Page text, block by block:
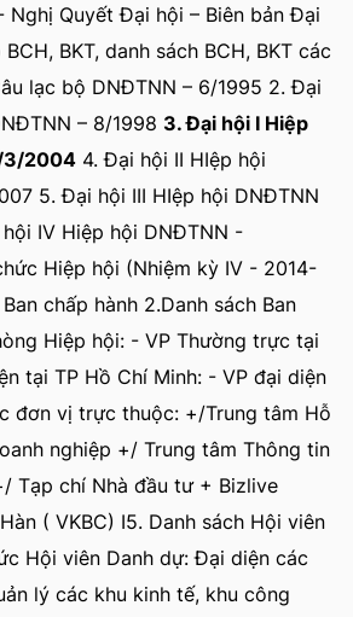
Quyết Đại hội – Biên bản Đại
BKT, danh sách BCH, BKT các
lạc bộ DNĐTNN – 6/1995 2. Đại
– 8/1998 3. Đại hội I Hiệp
3/2004 4. Đại hội II HIệp hội
5. Đại hội III HIệp hội DNĐTNN
IV Hiệp hội DNĐTNN -
Hiệp hội (Nhiệm kỳ IV - 2014-
Ban chấp hành 2.Danh sách Ban
Hiệp hội: - VP Thường trực tại
tại TP Hồ Chí Minh: - VP đại diện
đơn vị trực thuộc: +/Trung tâm Hỗ
nghiệp +/ Trung tâm Thông tin
Tạp chí Nhà đầu tư + Bizlive
( VKBC) I5. Danh sách Hội viên
Hội viên Danh dự: Đại diện các
lý các khu kinh tế, khu công